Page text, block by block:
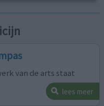
van de arts staat
lees meer